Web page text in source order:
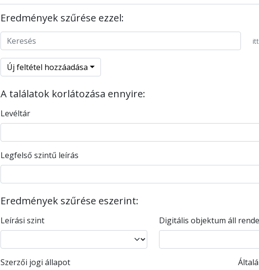
Eredmények szűrése ezzel:
Új feltétel hozzáadása
A találatok korlátozása ennyire:
Levéltár
Legfelső szintű leírás
Eredmények szűrése eszerint:
Leírási szint Digitális objektum áll
Szerzői jogi állapot